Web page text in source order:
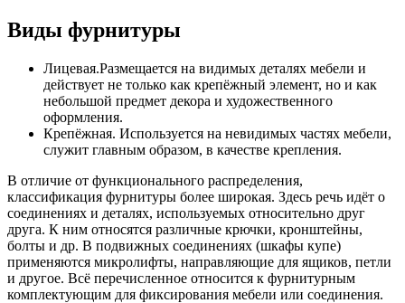
Виды фурнитуры
Лицевая.Размещается на видимых деталях мебели и
действует не только как крепёжный элемент, но и как
небольшой предмет декора и художественного
оформления.
Крепёжная. Используется на невидимых частях мебели,
служит главным образом, в качестве крепления.
В отличие от функционального распределения,
классификация фурнитуры более широкая. Здесь речь идёт о
соединениях и деталях, используемых относительно друг
друга. К ним относятся различные крючки, кронштейны,
болты и др. В подвижных соединениях (шкафы купе)
применяются микролифты, направляющие для ящиков, петли
и другое. Всё перечисленное относится к фурнитурным
комплектующим для фиксирования мебели или соединения.